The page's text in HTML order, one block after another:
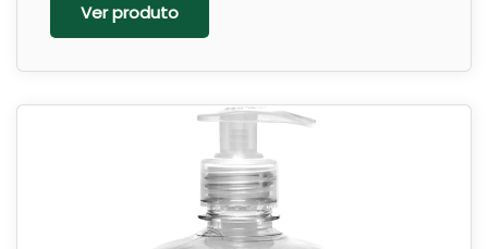
Ver produto